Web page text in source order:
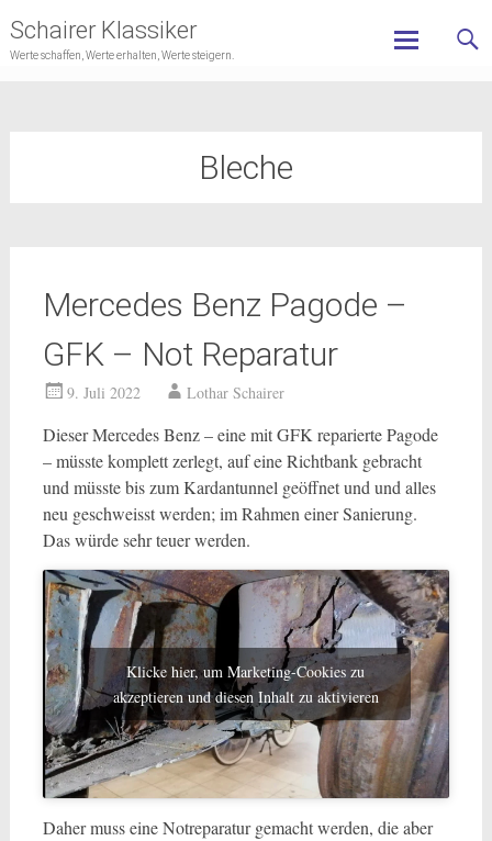
Schairer Klassiker
Werte schaffen, Werte erhalten, Werte steigern.
Bleche
Mercedes Benz Pagode –
GFK – Not Reparatur
9. Juli 2022 Lothar Schairer
Dieser Mercedes Benz – eine mit GFK reparierte Pagode
– müsste komplett zerlegt, auf eine Richtbank gebracht
und müsste bis zum Kardantunnel geöffnet und und alles
neu geschweisst werden; im Rahmen einer Sanierung.
Das würde sehr teuer werden.
Klicke hier, um Marketing-Cookies zu
akzeptieren und diesen Inhalt zu aktivieren
Daher muss eine Notreparatur gemacht werden, die aber